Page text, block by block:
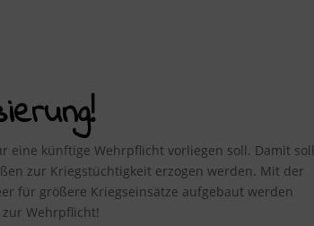
eine künftige Wehrpflicht vorliegen soll. Damit soll
zur Kriegstüchtigkeit erzogen werden. Mit der
für größere Kriegseinsätze aufgebaut werden
Wehrpflicht!